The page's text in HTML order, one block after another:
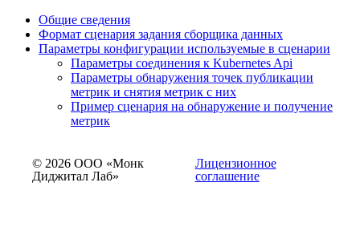
Общие сведения
Формат сценария задания сборщика данных
Параметры конфигурации используемые в сценарии
Параметры соединения к Kubernetes Api
Параметры обнаружения точек публикации
метрик и снятия метрик с них
Пример сценария на обнаружение и получение
метрик
Лицензионное
соглашение
© 2026 ООО «Монк
Диджитал Лаб»